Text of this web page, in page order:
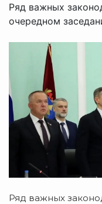
Ряд важных
очередном
Ряд важных